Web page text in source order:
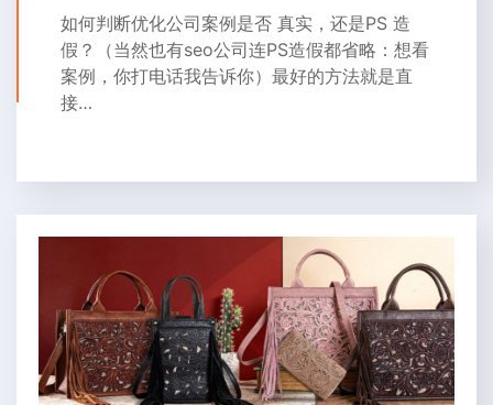
如何判断优化公司案例是否 真实，还是PS 造
假？（当然也有seo公司连PS造假都省略：想看
案例，你打电话我告诉你）最好的方法就是直
接…